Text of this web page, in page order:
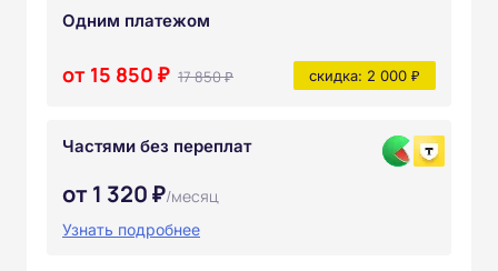
Одним платежом
от 15 850 ₽ 17 850 ₽ скидка: 2 000 ₽
Частями без переплат
от 1 320 ₽/месяц
Узнать подробнее